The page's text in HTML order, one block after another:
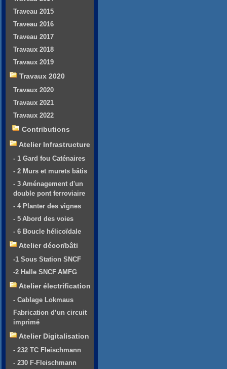
Traveau 2015
Traveau 2016
Traveau 2017
Travaux 2018
Travaux 2019
Travaux 2020
Travaux 2020
Travaux 2021
Travaux 2022
Contributions
Atelier Infrastructure
- 1 Gard fou Caténaires
- 2 Murs et murets bâtis
- 3 Aménagement d'un
double pont ferroviaire
- 4 Planter des vignes
- 5 Abord des voies
- 6 Boucle hélicoïdale
Atelier décor/bâti
-1 Sous Station SNCF
-2 Halle SNCF AMFG
Atelier électrification
- Cablage Lokmaus
Fabrication d’un circuit
imprimé
Atelier Digitalisation
- 232 TC Fleischmann
- 230 F-Fleischmann